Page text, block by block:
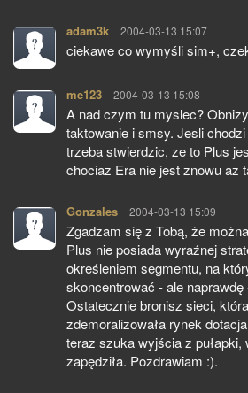
adam3k pisze:
2004-03-13 15:07
ciekawe co wymyśli sim+,
me123 pisze:
2004-03-13 15:08
A nad czym tu myslec?
taktowanie i smsy. Jesli
trzeba stwierdzic, ze to Plus
chociaz Era nie jest znowu az
Gonzales pisze:
2004-03-13 15:09
Zgadzam się z Tobą, że
Plus nie posiada wyraźnej
określeniem segmentu, na
skoncentrować - ale
Ostatecznie bronisz sieci,
zdemoralizowała rynek
teraz szuka wyjścia z
zapędziła. Pozdrawiam :).